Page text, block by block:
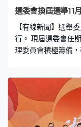
修中的建築物頻繁
被可燃物料完全包
誤。須深入研究，
嚴苛，同時防止火
選委會換屆選舉
【有線新聞】選舉
行。 現屆選委會任
理委員會積極籌備
名，以及由界別分
1500席，候選人提
布。